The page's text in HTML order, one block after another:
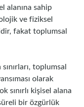
alanına sahip
ve fiziksel
fakat toplumsal
toplumsal
olarak
sınırlı kişisel alana
bir özgürlük